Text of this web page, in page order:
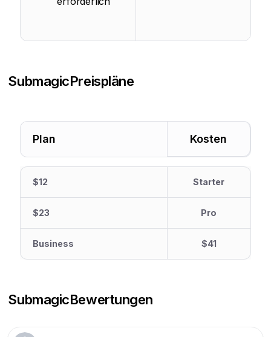
SubmagicPreispläne
Plan Kosten
$12 Starter
$23 Pro
Business $41
SubmagicBewertungen